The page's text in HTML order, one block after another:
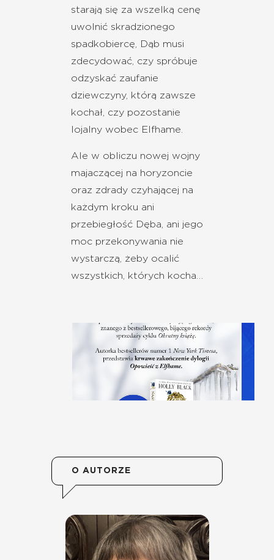
starają się za wszelką cenę
uwolnić skradzionego
spadkobiercę, Dąb musi
zdecydować, czy spróbuje
odzyskać zaufanie
dziewczyny, którą zawsze
kochał, czy pozostanie
lojalny wobec Elfhame.
Ale w obliczu nowej wojny
majaczącej na horyzoncie
oraz zdrady czyhającej na
każdym kroku ani
przebiegłość Dęba, ani jego
moc przekonywania nie
wystarczą, żeby ocalić
wszystkich, których kocha…
O AUTORZE